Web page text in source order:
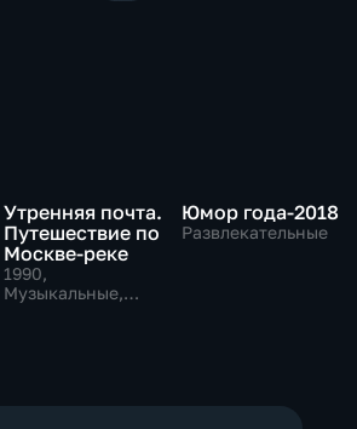
Утренняя почта.
Путешествие по
Москве-реке
1990,
Музыкальные,
Юмор года-2018
Развлекательные